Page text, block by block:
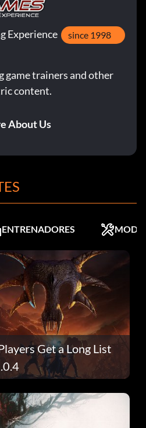
Experience since 1998
game trainers and other
content.
About Us
ENTRENADORES MODS
Get a Long List